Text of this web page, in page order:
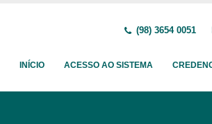
(98) 3654 0051
INÍCIO ACESSO AO SISTEMA